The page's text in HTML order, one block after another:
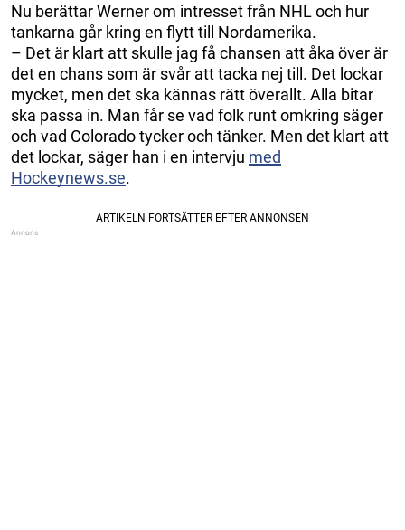
Nu berättar Werner om intresset från NHL och hur
tankarna går kring en flytt till Nordamerika.
– Det är klart att skulle jag få chansen att åka över är
det en chans som är svår att tacka nej till. Det lockar
mycket, men det ska kännas rätt överallt. Alla bitar
ska passa in. Man får se vad folk runt omkring säger
och vad Colorado tycker och tänker. Men det klart att
det lockar, säger han i en intervju med
Hockeynews.se.